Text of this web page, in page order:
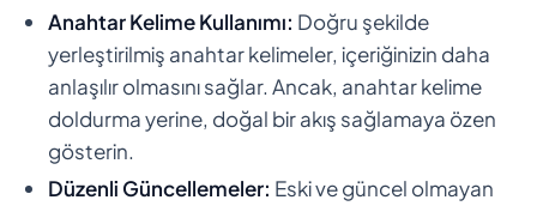
Anahtar Kelime Kullanımı: Doğru şekilde
yerleştirilmiş anahtar kelimeler, içeriğinizin daha
anlaşılır olmasını sağlar. Ancak, anahtar kelime
doldurma yerine, doğal bir akış sağlamaya özen
gösterin.
Düzenli Güncellemeler: Eski ve güncel olmayan